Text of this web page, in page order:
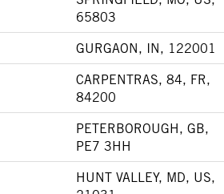
65803
GURGAON, IN, 122001
CARPENTRAS, 84, FR,
84200
PETERBOROUGH, GB,
PE7 3HH
HUNT VALLEY, MD, US,